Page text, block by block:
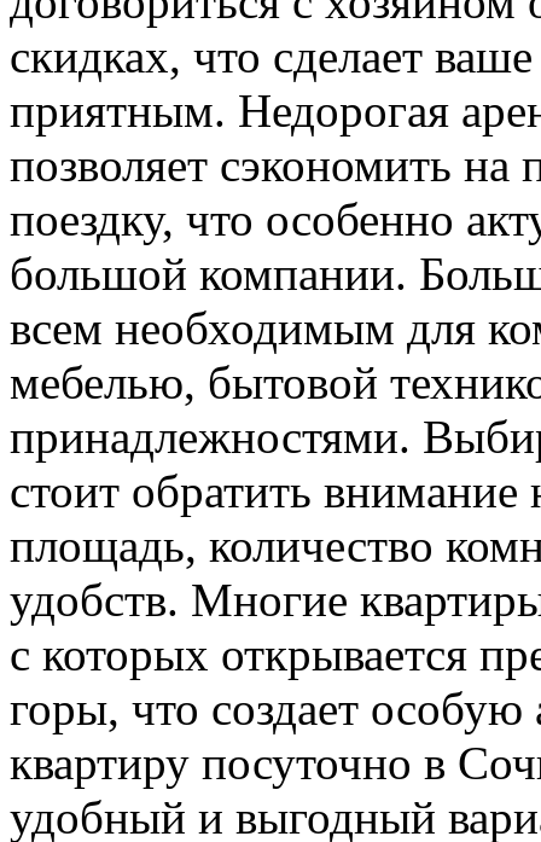
скидках, что сделает
приятным. Недорогая
позволяет сэкономить
поездку, что особенно
большой компании.
всем необходимым для
мебелью, бытовой
принадлежностями.
стоит обратить
площадь, количество
удобств. Многие
с которых открывается
горы, что создает
квартиру посуточно в
удобный и выгодный